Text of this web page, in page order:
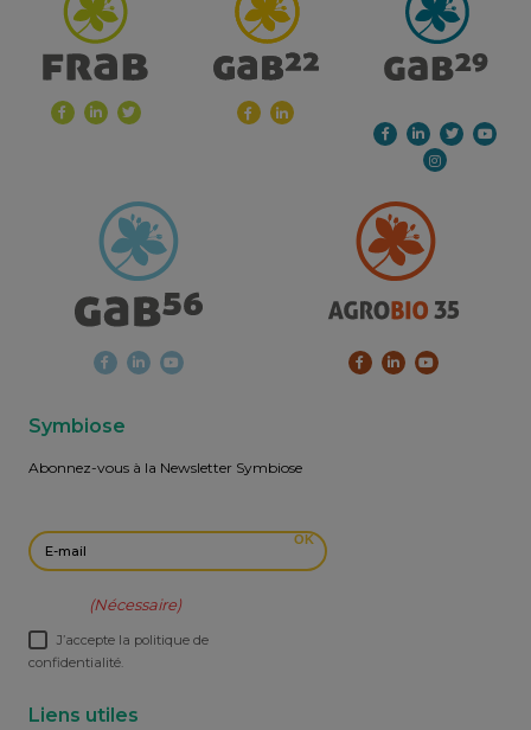
Symbiose
Abonnez-vous à la Newsletter Symbiose
(Nécessaire)
J’accepte la politique de
confidentialité.
OK
Liens utiles